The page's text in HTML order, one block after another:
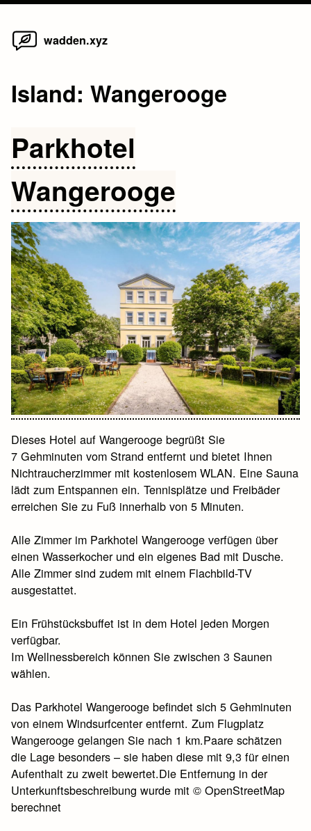
Skip
wadden.xyz
Island:Wangerooge
Parkhotel
Wangerooge
Dieses Hotel auf Wangerooge begrüßt Sie
7 Gehminuten vom Strand entfernt und bietet Ihnen
Nichtraucherzimmer mit kostenlosem WLAN. Eine Sauna
lädt zum Entspannen ein. Tennisplätze und Freibäder
erreichen Sie zu Fuß innerhalb von 5 Minuten.
Alle Zimmer im Parkhotel Wangerooge verfügen über
einen Wasserkocher und ein eigenes Bad mit Dusche.
Alle Zimmer sind zudem mit einem Flachbild-TV
ausgestattet.
Ein Frühstücksbuffet ist in dem Hotel jeden Morgen
verfügbar.
Im Wellnessbereich können Sie zwischen 3 Saunen
wählen.
Das Parkhotel Wangerooge befindet sich 5 Gehminuten
von einem Windsurfcenter entfernt. Zum Flugplatz
Wangerooge gelangen Sie nach 1 km.Paare schätzen
die Lage besonders – sie haben diese mit 9,3 für einen
Aufenthalt zu zweit bewertet.Die Entfernung in der
Unterkunftsbeschreibung wurde mit © OpenStreetMap
berechnet